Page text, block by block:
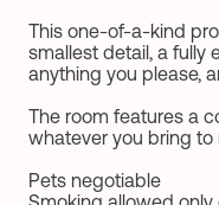
This one-of-a-kind
smallest detail, a fully
anything you please,
The room features a
whatever you bring to
Pets negotiable